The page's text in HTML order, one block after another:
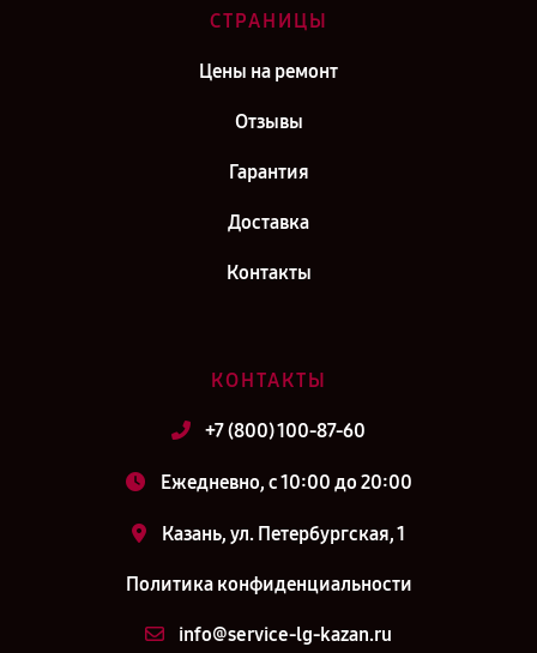
СТРАНИЦЫ
Цены на ремонт
Отзывы
Гарантия
Доставка
Контакты
КОНТАКТЫ
+7 (800) 100-87-60
Ежедневно, с 10:00 до 20:00
Казань, ул. Петербургская, 1
Политика конфиденциальности
info@service-lg-kazan.ru